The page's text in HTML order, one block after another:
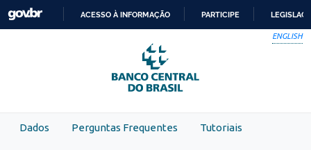
Skip to main content
PARA
O
CONTEÚDO
ACESSO À INFORMAÇÃO PARTICIPE
ENGLISH
Dados Perguntas Frequentes Tutoriais